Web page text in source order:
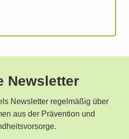
Newsletter
Newsletter regelmäßig über
aus der Prävention und